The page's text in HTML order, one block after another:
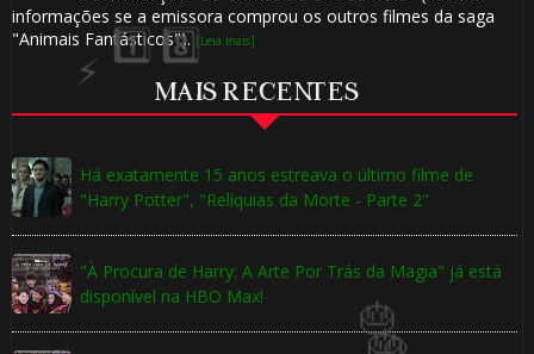
informações se a emissora comprou os outros filmes da saga
"Animais Fantásticos").[Leia mais]
MAIS RECENTES
Há exatamente 15 anos estreava o último filme de
"Harry Potter", "Relíquias da Morte - Parte 2"
"À Procura de Harry: A Arte Por Trás da Magia" já está
disponível na HBO Max!